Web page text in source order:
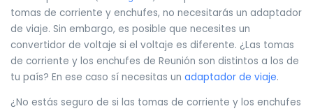
tomas de corriente y enchufes, no necesitarás un adaptador
de viaje. Sin embargo, es posible que necesites un
convertidor de voltaje si el voltaje es diferente. ¿Las tomas
de corriente y los enchufes de Reunión son distintos a los de
tu país? En ese caso sí necesitas un adaptador de viaje.
¿No estás seguro de si las tomas de corriente y los enchufes